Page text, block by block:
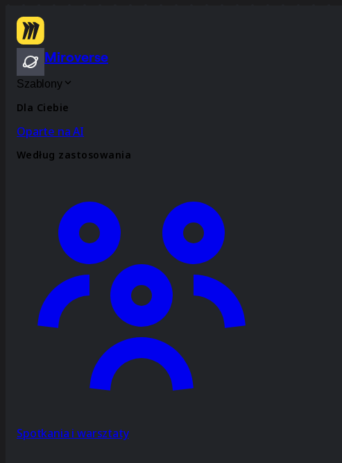
Miroverse
Szablony
Dla Ciebie
Oparte na AI
Według zastosowania
Spotkania i warsztaty